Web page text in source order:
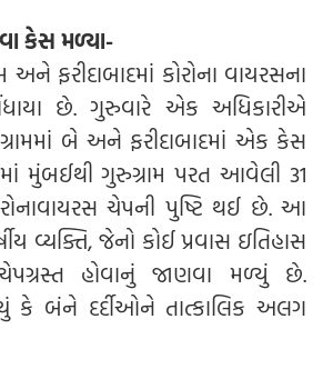
કેસ મળ્યા-
અને ફરીદાબાદમાં કોરોના વાયરસના
છે. ગુરુવારે એક અધિકારીએ
બે અને ફરીદાબાદમાં એક કેસ
મુંબઈથી ગુરુગ્રામ પરત આવેલી 31
ચેપની પુષ્ટિ થઈ છે. આ
વ્યક્તિ, જેનો કોઈ પ્રવાસ ઇતિહાસ
હોવાનું જાણવા મળ્યું છે.
કે બંને દર્દીઓને તાત્કાલિક અલગ